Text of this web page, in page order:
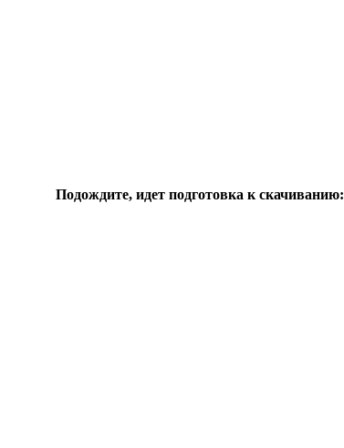
Подождите, идет подготовка к скачиванию: